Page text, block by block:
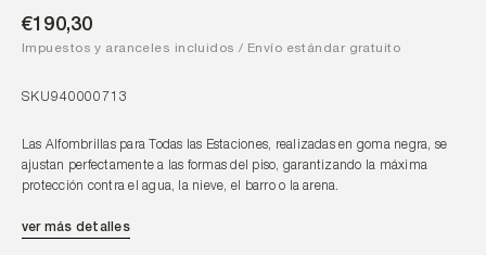
€190,30
Impuestos y aranceles incluidos / Envío estándar gratuito
SKU940000713
Las Alfombrillas para Todas las Estaciones, realizadas en goma negra, se
ajustan perfectamente a las formas del piso, garantizando la máxima
protección contra el agua, la nieve, el barro o la arena.
ver más detalles